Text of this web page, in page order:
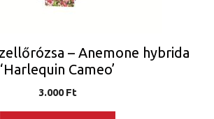
– Anemone hybrida
‘Harlequin Cameo’
3.000Ft